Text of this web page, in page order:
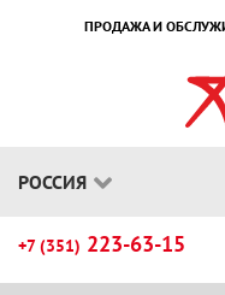
ПРОДАЖА И
РОССИЯ
+7 (351) 223-63-15